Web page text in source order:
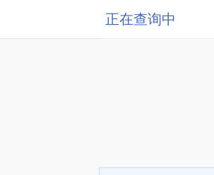
正在查询中